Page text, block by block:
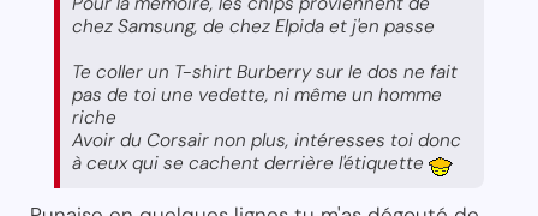
chez Samsung, de chez Elpida et j'en passe
Te coller un T-shirt Burberry sur le dos ne fait
pas de toi une vedette, ni même un homme
riche
Avoir du Corsair non plus, intéresses toi donc
à ceux qui se cachent derrière l'étiquette